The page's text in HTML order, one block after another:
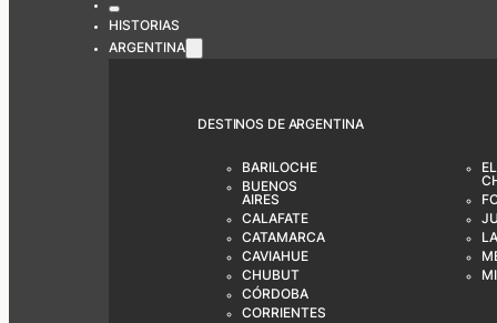
HISTORIAS
ARGENTINA
DESTINOS DE ARGENTINA
BARILOCHE
BUENOS
AIRES
CALAFATE
CATAMARCA
CAVIAHUE
CHUBUT
CÓRDOBA
CORRIENTES
EL